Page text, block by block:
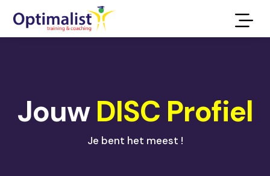
JouwDISC Profiel
Je bent het meest !